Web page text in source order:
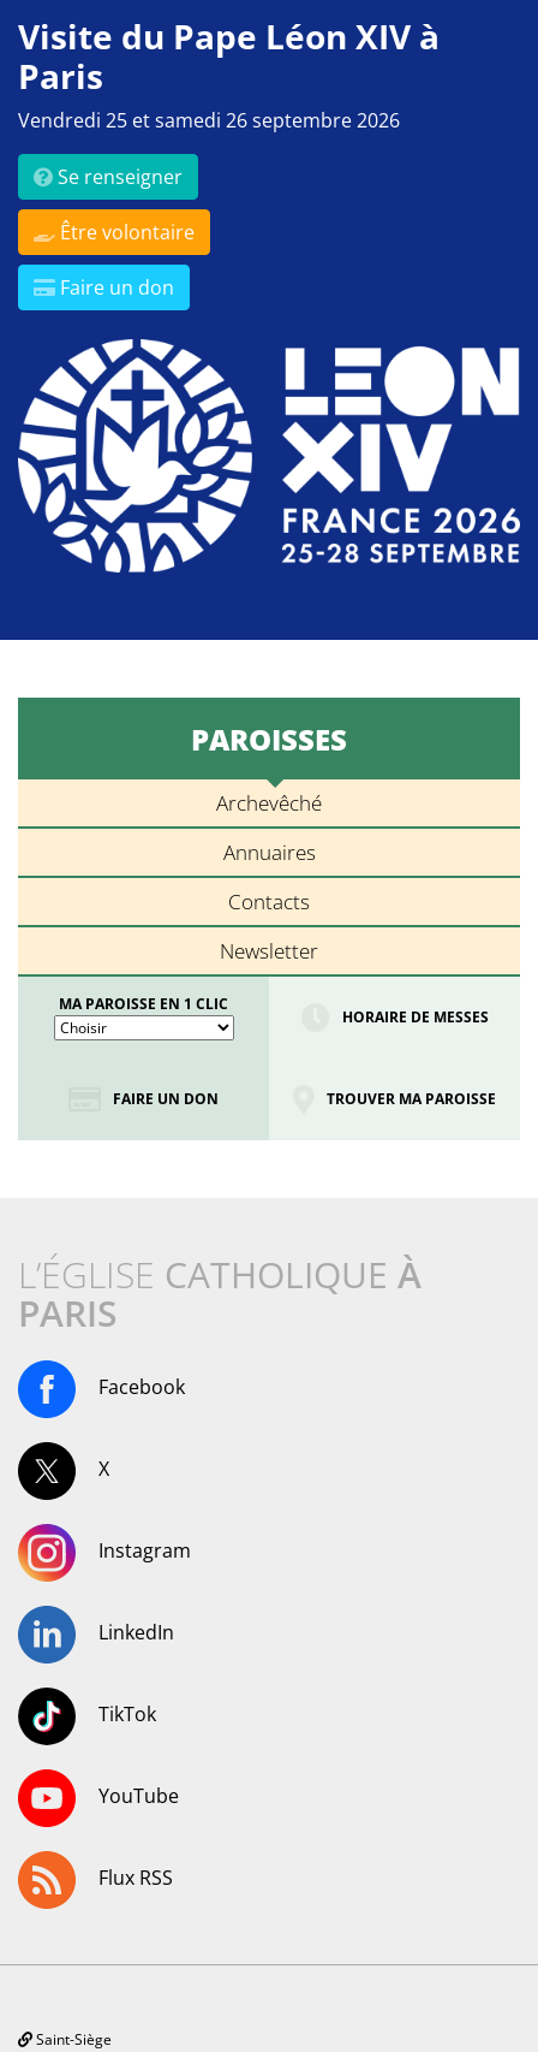
Visite du Pape Léon XIV à
Paris
Vendredi 25 et samedi 26 septembre 2026
Se renseigner
Être volontaire
Faire un don
PAROISSES
Archevêché
Annuaires
Contacts
Newsletter
MA PAROISSE EN 1 CLIC
HORAIRE DE MESSES
FAIRE UN DON TROUVER MA PAROISSE
L’ÉGLISE CATHOLIQUE À
PARIS
Facebook
X
Instagram
LinkedIn
TikTok
YouTube
Flux RSS
Saint-Siège